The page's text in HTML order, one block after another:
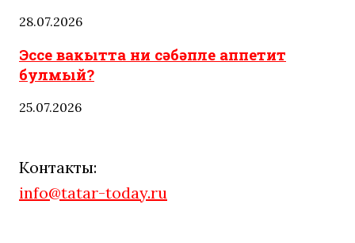
28.07.2026
Эссе вакытта ни сәбәпле аппетит
булмый?
25.07.2026
Контакты:
info@tatar-today.ru